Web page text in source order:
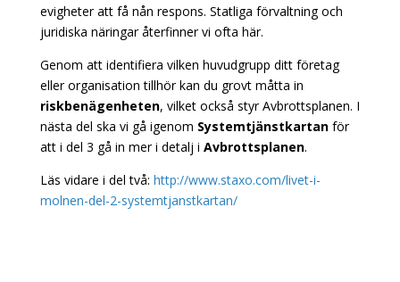
evigheter att få nån respons. Statliga förvaltning och
juridiska näringar återfinner vi ofta här.
Genom att identifiera vilken huvudgrupp ditt företag
eller organisation tillhör kan du grovt måtta in
riskbenägenheten, vilket också styr Avbrottsplanen. I
nästa del ska vi gå igenom Systemtjänstkartanför
att i del 3 gå in mer i detalj i Avbrottsplanen.
Läs vidare i del två: http://www.staxo.com/livet-i-
molnen-del-2-systemtjanstkartan/